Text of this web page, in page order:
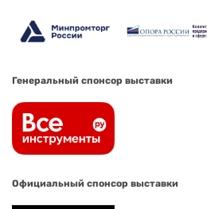
Генеральный спонсор выставки
Официальный спонсор выставки